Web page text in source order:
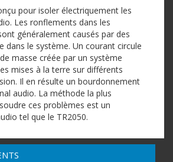
pour isoler électriquement les
Les ronflements dans les
généralement causés par des
dans le système. Un courant circule
masse créée par un système
mises à la terre sur différents
Il en résulte un bourdonnement
audio. La méthode la plus
ces problèmes est un
tel que le TR2050.